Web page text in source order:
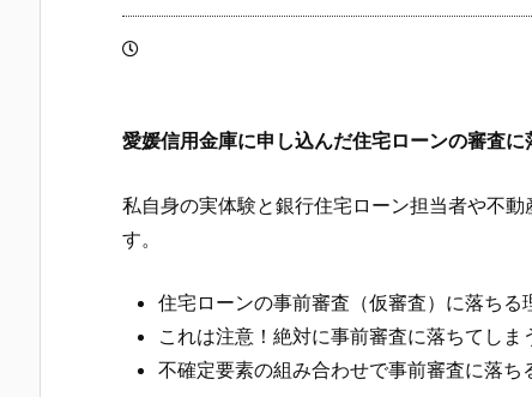
愛媛信用金庫に申し込んだ住宅ローンの審査に
私自身の実体験と銀行住宅ローン担当者や不
す。
住宅ローンの事前審査（仮審査）に落ちる
これは注意！絶対に事前審査に落ちてしま
不確定要素の組み合わせで事前審査に落ち